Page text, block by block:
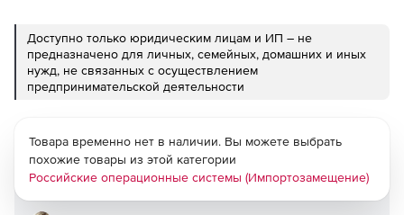
Доступно только юридическим лицам и ИП – не
предназначено для личных, семейных, домашних и иных
нужд, не связанных с осуществлением
предпринимательской деятельности
Товара временно нет в наличии. Вы можете выбрать
похожие товары из этой категории
Российские операционные системы (Импортозамещение)